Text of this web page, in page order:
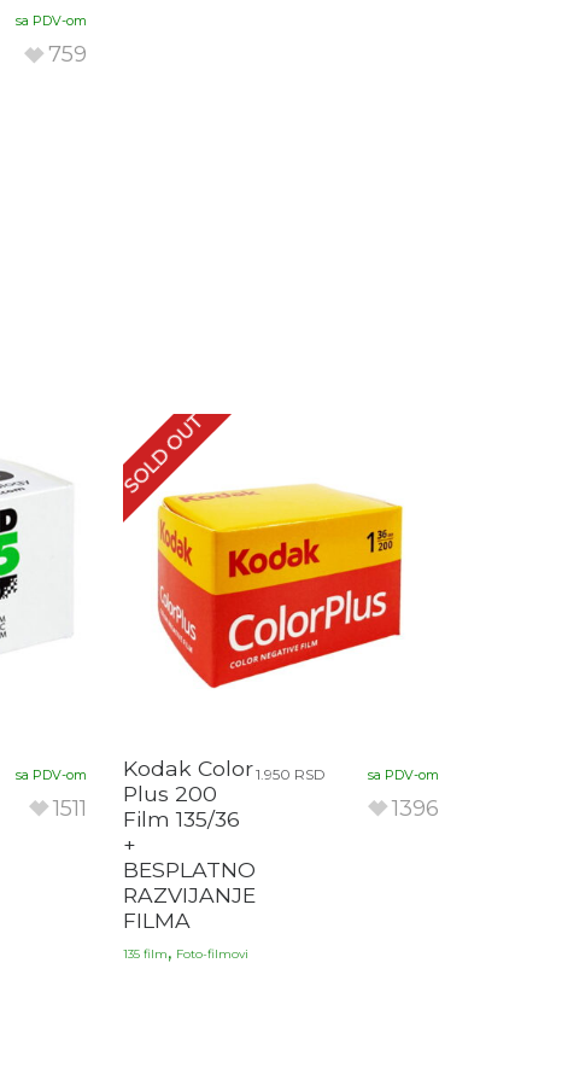
sa PDV-om
759
sa PDV-om
1511
SOLD OUT
Kodak Color
Plus 200
Film 135/36
+
BESPLATNO
RAZVIJANJE
FILMA
135 film, Foto-filmovi
1.950 RSD sa PDV-om
1396